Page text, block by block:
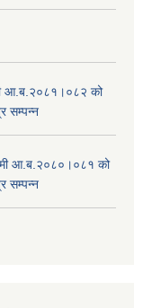
आ.ब.२०८१।०८२ को
सम्पन्न
आ.ब.२०८०।०८१ को
सम्पन्न